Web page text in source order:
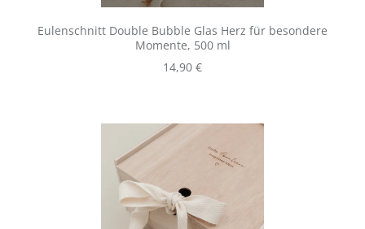
Eulenschnitt Double Bubble Glas Herz für besondere
Momente, 500 ml
Regulärer Preis:
14,90 €